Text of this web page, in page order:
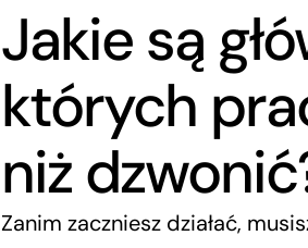
Jakie są
których
niż
Zanim zaczniesz działać,